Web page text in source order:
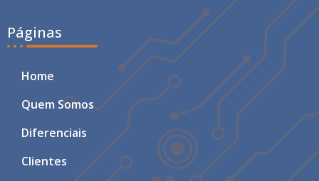
Páginas
Home
Quem Somos
Diferenciais
Clientes